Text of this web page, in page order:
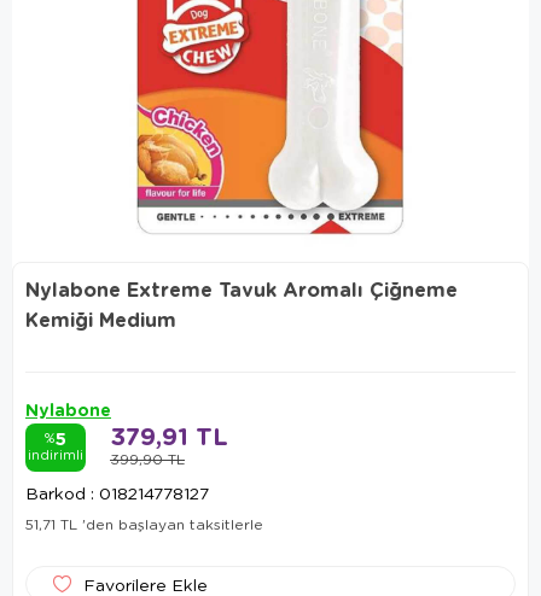
Nylabone Extreme Tavuk Aromalı Çiğneme
Kemiği Medium
Nylabone
%5
indirimli 399,90 TL
379,91 TL
Barkod : 018214778127
51,71 TL 'den başlayan taksitlerle
Favorilere Ekle